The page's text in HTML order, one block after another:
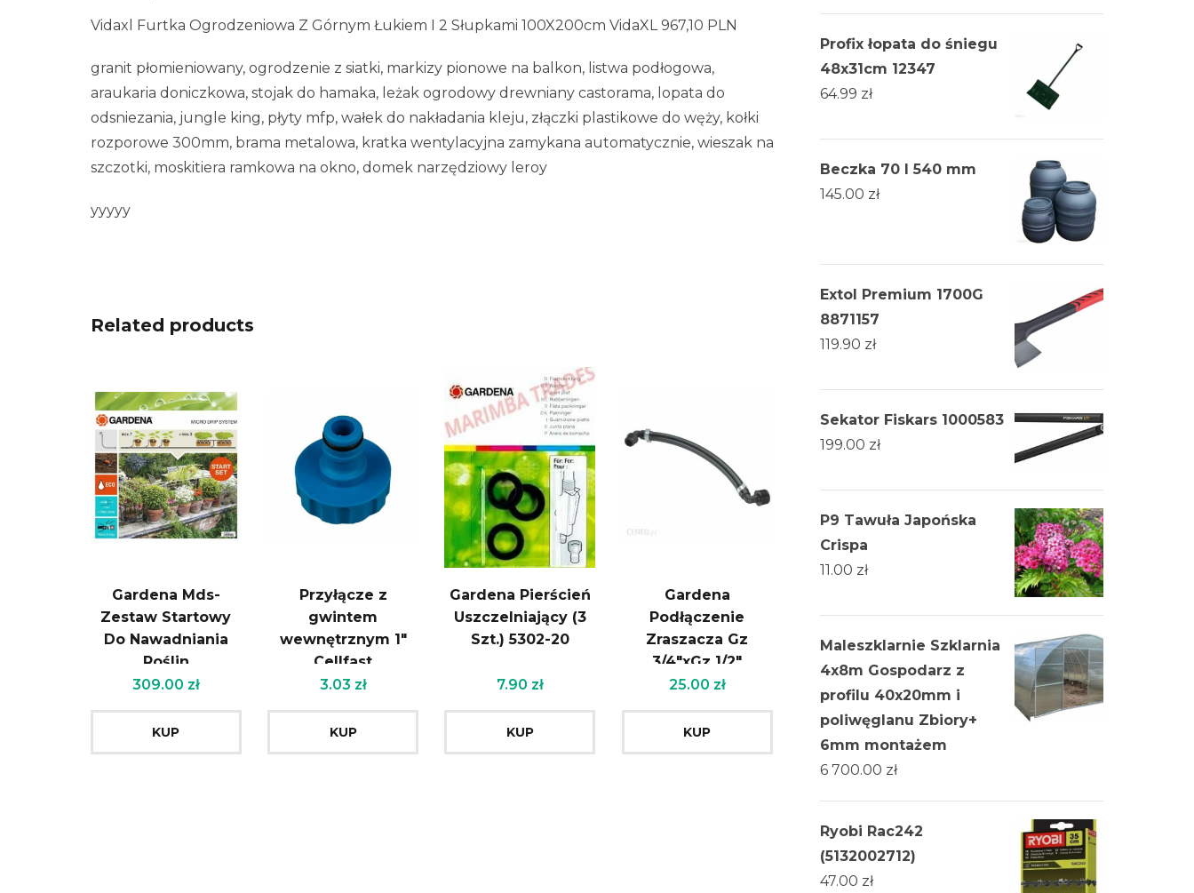
Vidaxl Furtka Ogrodzeniowa Z Górnym Łukiem I 2 Słupkami 100X200cm VidaXL 967,10 PLN
granit płomieniowany, ogrodzenie z siatki, markizy pionowe na balkon, listwa podłogowa,
araukaria doniczkowa, stojak do hamaka, leżak ogrodowy drewniany castorama, lopata do
odsniezania, jungle king, płyty mfp, wałek do nakładania kleju, złączki plastikowe do węży, kołki
rozporowe 300mm, brama metalowa, kratka wentylacyjna zamykana automatycznie, wieszak na
szczotki, moskitiera ramkowa na okno, domek narzędziowy leroy
yyyyy
Related products
Gardena Mds-
Zestaw Startowy
Do Nawadniania
Roślin
Doniczkowych M
Ze Sterownikiem
(1300220)
309.00 zł
KUP
Przyłącze z
gwintem
wewnętrznym 1″
Cellfast
3.03 zł
KUP
Gardena Pierścień
Uszczelniający (3
Szt.) 5302-20
7.90 zł
KUP
Gardena
Podłączenie
Zraszacza Gz
3/4″xGz 1/2″
25.00 zł
KUP
Profix łopata do śniegu
48x31cm 12347
64.99 zł
Beczka 70 l 540 mm
145.00 zł
Extol Premium 1700G
8871157
119.90 zł
Sekator Fiskars 1000583
199.00 zł
P9 Tawuła Japońska
Crispa
11.00 zł
Maleszklarnie Szklarnia
4x8m Gospodarz z
profilu 40x20mm i
poliwęglanu Zbiory+
6mm montażem
6 700.00 zł
Ryobi Rac242
(5132002712)
47.00 zł